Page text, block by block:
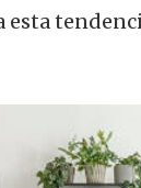
esta